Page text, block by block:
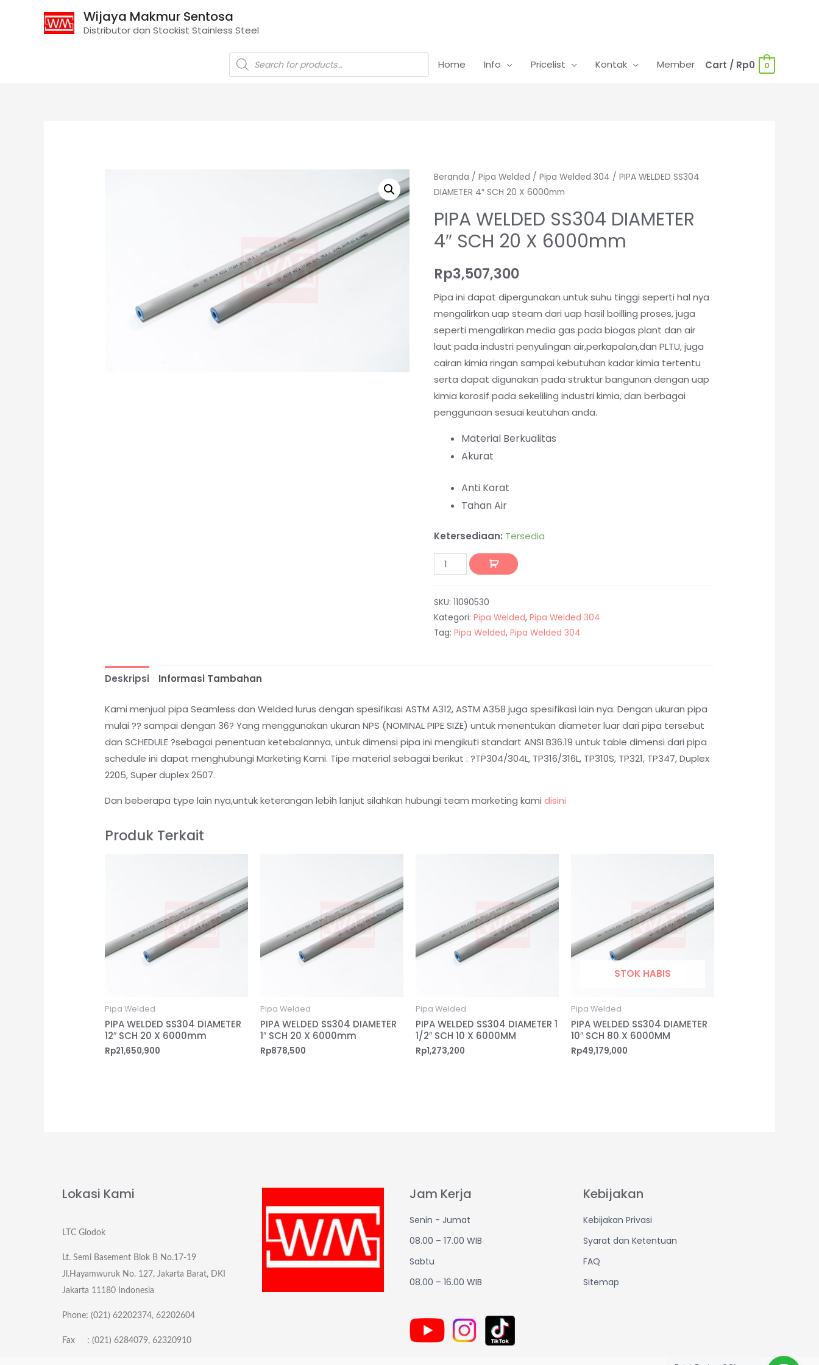
Wijaya Makmur Sentosa
Distributor dan Stockist Stainless Steel
Home Info Pricelist Kontak Member Cart / Rp0 0
Beranda / Pipa Welded / Pipa Welded 304 / PIPA WELDED SS304
DIAMETER 4″ SCH 20 X 6000mm
PIPA WELDED SS304 DIAMETER
4″ SCH 20 X 6000mm
Rp3,507,300
Pipa ini dapat dipergunakan untuk suhu tinggi seperti hal nya
mengalirkan uap steam dari uap hasil boilling proses, juga
seperti mengalirkan media gas pada biogas plant dan air
laut pada industri penyulingan air,perkapalan,dan PLTU, juga
cairan kimia ringan sampai kebutuhan kadar kimia tertentu
serta dapat digunakan pada struktur bangunan dengan uap
kimia korosif pada sekeliling industri kimia, dan berbagai
penggunaan sesuai keutuhan anda.
Material Berkualitas
Akurat
Anti Karat
Tahan Air
Ketersediaan: Tersedia
SKU: 11090530
Kategori: Pipa Welded, Pipa Welded 304
Tag: Pipa Welded, Pipa Welded 304
Deskripsi Informasi Tambahan
Kami menjual pipa Seamless dan Welded lurus dengan spesifikasi ASTM A312, ASTM A358 juga spesifikasi lain nya. Dengan ukuran pipa
mulai ?? sampai dengan 36? Yang menggunakan ukuran NPS (NOMINAL PIPE SIZE) untuk menentukan diameter luar dari pipa tersebut
dan SCHEDULE ?sebagai penentuan ketebalannya, untuk dimensi pipa ini mengikuti standart ANSI B36.19 untuk table dimensi dari pipa
schedule ini dapat menghubungi Marketing Kami. Tipe material sebagai berikut : ?TP304/304L, TP316/316L, TP310S, TP321, TP347, Duplex
2205, Super duplex 2507.
Dan beberapa type lain nya,untuk keterangan lebih lanjut silahkan hubungi team marketing kamidisini
Produk Terkait
Pipa Welded
PIPA WELDED SS304 DIAMETER
12″ SCH 20 X 6000mm
Rp21,650,900
Pipa Welded
PIPA WELDED SS304 DIAMETER
1″ SCH 20 X 6000mm
Rp878,500
Pipa Welded
PIPA WELDED SS304 DIAMETER 1
1/2″ SCH 10 X 6000MM
Rp1,273,200
STOK HABIS
Pipa Welded
PIPA WELDED SS304 DIAMETER
10″ SCH 80 X 6000MM
Rp49,179,000
Lokasi Kami
LTC Glodok
Lt. Semi Basement Blok B No.17-19
Jl.Hayamwuruk No. 127, Jakarta Barat, DKI
Jakarta 11180 Indonesia
Phone: (021) 62202374, 62202604
Fax : (021) 6284079, 62320910
Jam Kerja
Senin - Jumat
08.00 – 17.00 WIB
Sabtu
08.00 – 16.00 WIB
Kebijakan
Kebijakan Privasi
Syarat dan Ketentuan
FAQ
Sitemap